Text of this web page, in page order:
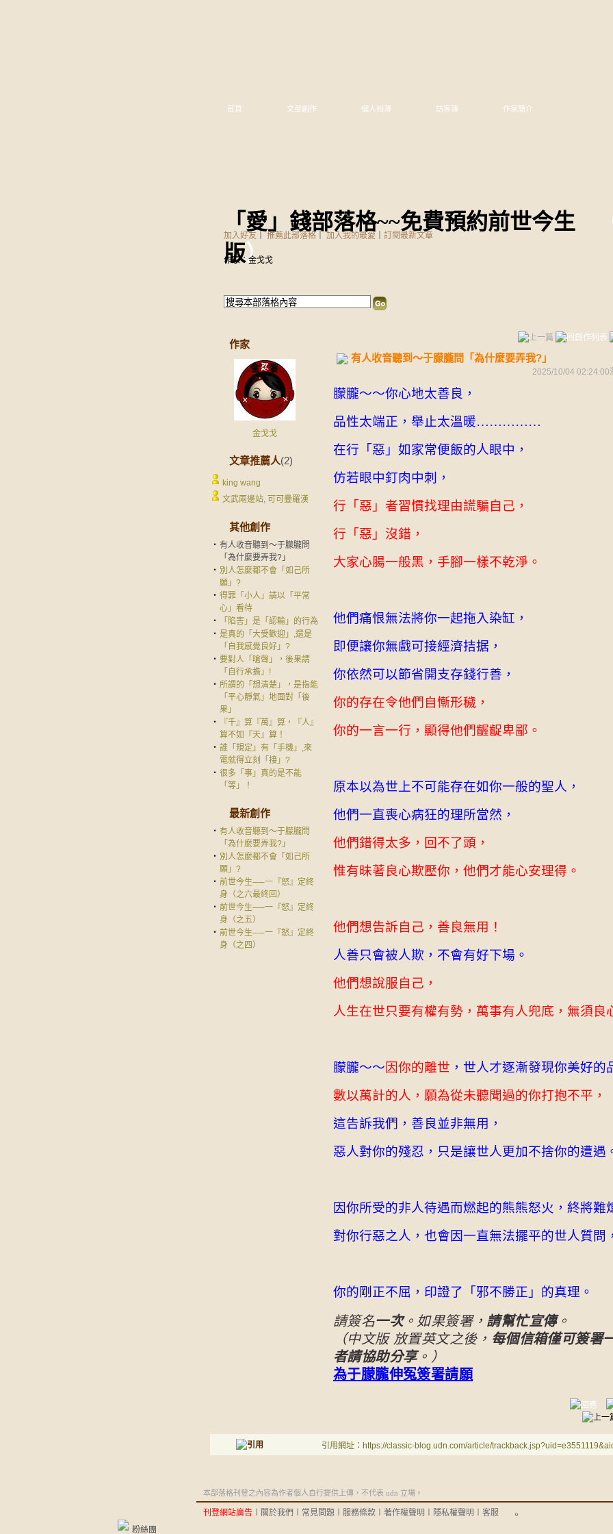
「愛」錢部落格~~免費預約前世今生
版）
首頁 文章創作 個人相簿 訪客簿 作家簡介
加入好友 推薦此部落格 加入我的最愛 訂閱最新文章
作家：金戈戈
作家
金戈戈
文章推薦人(2)
king wang
文武兩邊站, 可可疊羅漢
其他創作
‧ 有人收音聽到～于朦朧問
「為什麼要弄我?」
‧ 別人怎麼都不會「如己所
願」?
‧ 得罪「小人」請以「平常
心」看待
‧
「陷害」是「認輸」的行為
‧ 是真的「大受歡迎」,還是
「自我感覺良好」?
‧ 要對人「嗆聲」，後果請
「自行承擔」!
‧ 所謂的「想清楚」，是指能
「平心靜氣」地面對「後
果」
‧
『千』算『萬』算，『人』
算不如『天』算！
‧ 誰「規定」有「手機」,來
電就得立刻「接」?
‧ 很多「事」真的是不能
「等」！
最新創作
‧ 有人收音聽到～于朦朧問
「為什麼要弄我?」
‧ 別人怎麼都不會「如己所
願」?
‧ 前世今生──一『怒』定終
身（之六最終回）
‧ 前世今生──一『怒』定終
身（之五）
‧ 前世今生──一『怒』定終
身（之四）
有人收音聽到～于朦朧問「為什麼要弄我?」
2025/10/04 02:24:00
朦朧～～你心地太善良，
品性太端正，舉止太溫暖……………
在行「惡」如家常便飯的人眼中，
仿若眼中釘肉中刺，
行「惡」者習慣找理由謊騙自己，
行「惡」沒錯，
大家心腸一般黑，手腳一樣不乾淨。
他們痛恨無法將你一起拖入染缸，
即便讓你無戲可接經濟拮据，
你依然可以節省開支存錢行善，
你的存在令他們自慚形穢，
你的一言一行，顯得他們齷齪卑鄙。
原本以為世上不可能存在如你一般的聖人，
他們一直喪心病狂的理所當然，
他們錯得太多，回不了頭，
惟有昧著良心欺壓你，他們才能心安理得。
他們想告訴自己，善良無用！
人善只會被人欺，不會有好下場。
他們想說服自己，
人生在世只要有權有勢，萬事有人兜底，無須良
朦朧～～因你的離世 ，世人才逐漸發現你美好的
數以萬計的人，願為從未聽聞過的你打抱不平，
這告訴我們，善良並非無用，
惡人對你的殘忍，只是讓世人更加不捨你的遭遇
因你所受的非人待遇而燃起的熊熊怒火，終將難
對你行惡之人，也會因一直無法擺平的世人質問
你的剛正不屈，印證了「邪不勝正」的真理。
請簽名一次。如果簽署， 請幫忙宣傳。
（中文版 放置英文之後， 每個信箱僅可簽署
者請協助分享。）
為于朦朧伸冤簽署請願
引用網址：https://classic-blog.udn.com/article/
本部落格刊登之內容為作者個人自行提供上傳，不代表 udn 立場。
刊登網站廣告 關於我們 常見問題 服務條款 著作權聲明 隱私權聲明 客服
粉絲團